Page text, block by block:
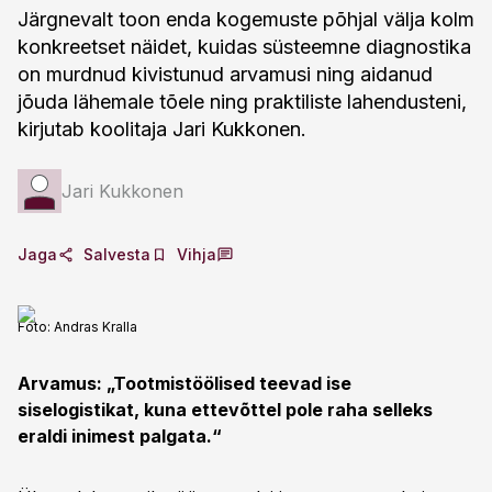
Järgnevalt toon enda kogemuste põhjal välja kolm
konkreetset näidet, kuidas süsteemne diagnostika
on murdnud kivistunud arvamusi ning aidanud
jõuda lähemale tõele ning praktiliste lahendusteni,
kirjutab koolitaja Jari Kukkonen.
Jari Kukkonen
Jaga Salvesta Vihja
Foto: Andras Kralla
Arvamus: „Tootmistöölised teevad ise
siselogistikat, kuna ettevõttel pole raha selleks
eraldi inimest palgata.“